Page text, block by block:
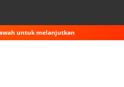
untuk melanjutkan